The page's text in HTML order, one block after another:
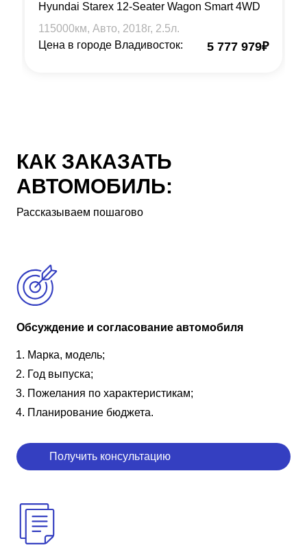
Hyundai Starex 12-Seater Wagon Smart 4WD
115000км, Авто, 2018г, 2.5л.
Цена в городе Владивосток:
5 777 979₽
КАК ЗАКАЗАТЬ
АВТОМОБИЛЬ:
Рассказываем пошагово
Обсуждение и согласование автомобиля
Марка, модель;
Год выпуска;
Пожелания по характеристикам;
Планирование бюджета.
Получить консультацию